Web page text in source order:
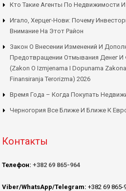
Кто Такие Агенты По Недвижимости
Игало, Херцег-Нови: Почему
Внимание На Этот Район
Закон О Внесении Изменений И
Предотвращении Отмывания Денег И
(Zakon O Izmjenama I Dopunama
Finansiranja Terorizma) 2026
Время Года – Когда Покупать
Черногория Все Ближе И Ближе К
Контакты
Телефон: +382 69 865-964
Viber/WhatsApp/Telegram: +382 69 865-